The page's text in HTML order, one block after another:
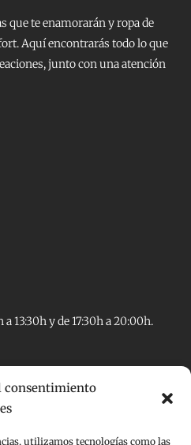
consentimiento
utilizamos tecnologías como las
que te enamorarán y ropa de
Aquí encontrarás todo lo que
junto con una atención
a 13:30h y de 17:30h a 20:00h.